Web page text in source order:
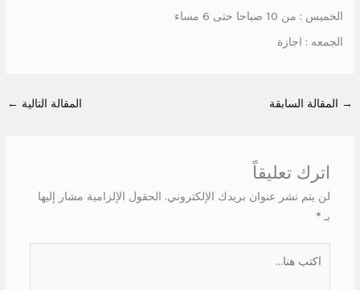
الخميس : من 10 صباحا حتى 6 مساء
الجمعه : اجازة
→ المقالة السابقة المقالة التالية ←
اترك تعليقاً
لن يتم نشر عنوان بريدك الإلكتروني. الحقول الإلزامية مشار إليها
بـ *